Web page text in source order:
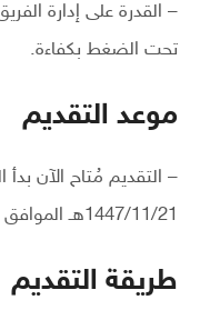
– القدرة على إدارة
تحت الضغط بكفاءة.
موعد التقديم
– التقديم مُتاح الآن
1447/11/21هـ الموافق 2026/05/09م.
طريقة التقديم